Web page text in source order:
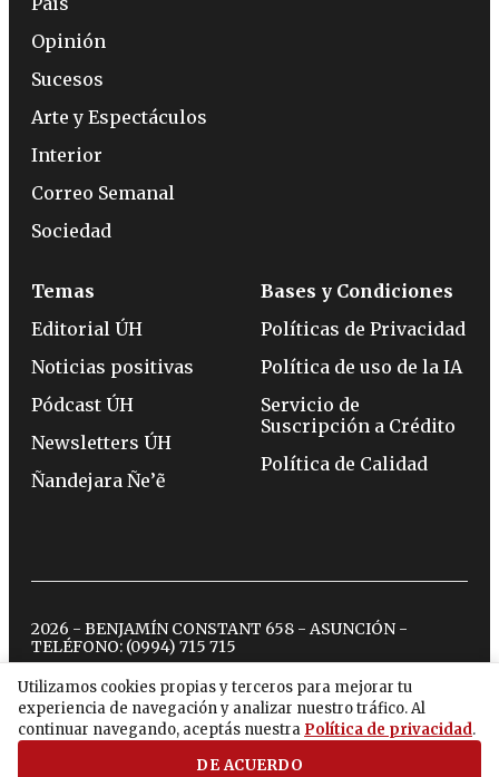
Utilizamos cookies propias y terceros para mejorar tu
experiencia de navegación y analizar nuestro tráfico. Al
continuar navegando, aceptás nuestra Política de privacidad.
DE ACUERDO
Opinión
Sucesos
Arte y Espectáculos
Interior
Correo Semanal
Sociedad
Temas
Editorial ÚH
Noticias positivas
Pódcast ÚH
Newsletters ÚH
Ñandejara Ñe’ẽ
Bases y Condiciones
Políticas de Privacidad
Política de uso de la IA
Servicio de
Suscripción a Crédito
Política de Calidad
2026 - BENJAMÍN CONSTANT 658 - ASUNCIÓN -
TELÉFONO: (0994) 715 715
twitterinstagram
facebook
tiktokyoutubespotify